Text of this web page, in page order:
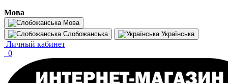
Мова
Мова
Слобожанська
Українська
Личный кабинет
0